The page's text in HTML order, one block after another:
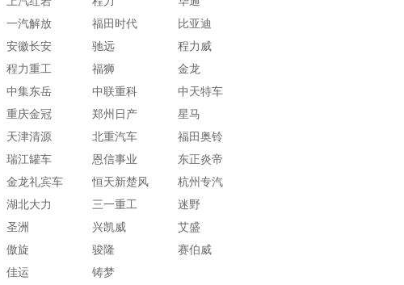
一汽解放
福田时代
比亚迪
安徽长安
驰远
程力威
程力重工
福狮
金龙
中集东岳
中联重科
中天特车
重庆金冠
郑州日产
星马
天津清源
北重汽车
福田奥铃
瑞江罐车
恩信事业
东正炎帝
金龙礼宾车
恒天新楚风
杭州专汽
湖北大力
三一重工
迷野
圣洲
兴凯威
艾盛
傲旋
骏隆
赛伯威
佳运
铸梦